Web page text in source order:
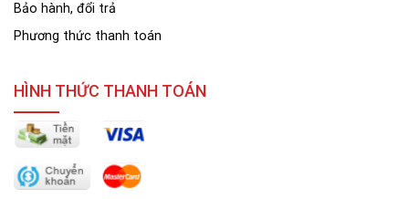
Bảo hành, đổi trả
Phương thức thanh toán
HÌNH THỨC THANH TOÁN